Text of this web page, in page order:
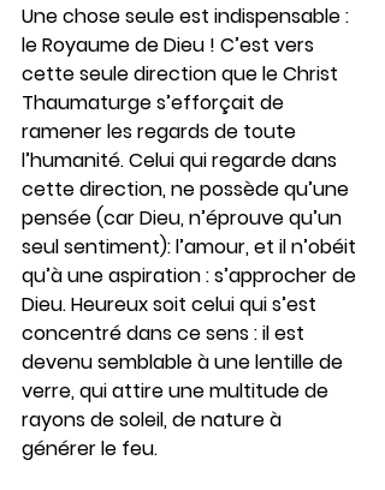
Une chose seule est indispensable :
le Royaume de Dieu ! C’est vers
cette seule direction que le Christ
Thaumaturge s’efforçait de
ramener les regards de toute
l’humanité. Celui qui regarde dans
cette direction, ne possède qu’une
pensée (car Dieu, n’éprouve qu’un
seul sentiment): l’amour, et il n’obéit
qu’à une aspiration : s’approcher de
Dieu. Heureux soit celui qui s’est
concentré dans ce sens : il est
devenu semblable à une lentille de
verre, qui attire une multitude de
rayons de soleil, de nature à
générer le feu.